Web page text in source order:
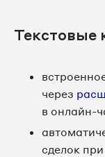
Текстовые
через
в онлайн-
сделок